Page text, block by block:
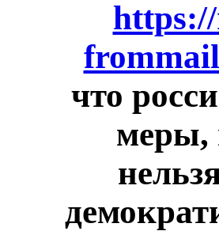
что
меры,